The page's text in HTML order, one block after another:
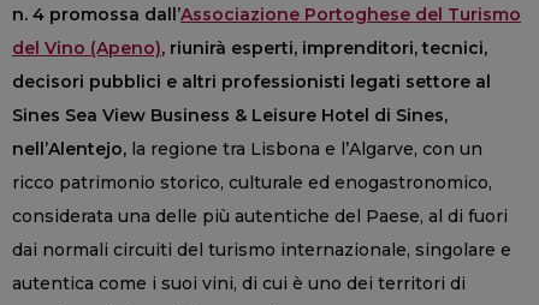
n. 4 promossa dall’Associazione Portoghese del Turismo
del Vino (Apeno), riunirà esperti, imprenditori, tecnici,
decisori pubblici e altri professionisti legati settore al
Sines Sea View Business & Leisure Hotel di Sines,
nell’Alentejo, la regione tra Lisbona e l’Algarve, con un
ricco patrimonio storico, culturale ed enogastronomico,
considerata una delle più autentiche del Paese, al di fuori
dai normali circuiti del turismo internazionale, singolare e
autentica come i suoi vini, di cui è uno dei territori di